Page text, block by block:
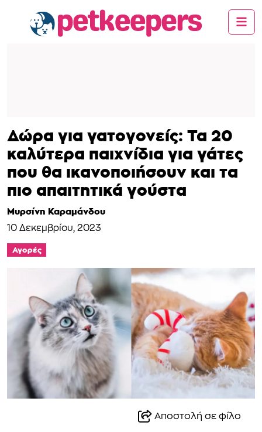
Δώρα για γατογονείς: Τα 20
καλύτερα παιχνίδια για γάτες
που θα ικανοποιήσουν και τα
πιο απαιτητικά γούστα
Μυρσίνη Καραμάνδου
10 Δεκεμβρίου, 2023
Αγορές
Αποστολή σε φίλο